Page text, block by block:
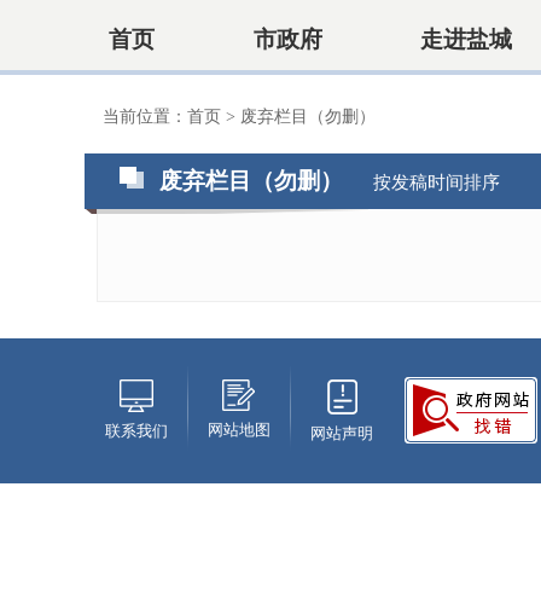
首页 市政府 走进盐城
当前位置： 首页 > 废弃栏目（勿删）
废弃栏目（勿删） 按发稿时间排序
联系我们 网站地图 网站声明